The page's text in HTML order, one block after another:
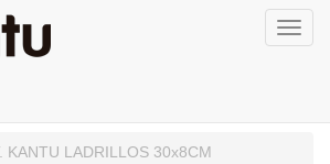
KANTU LADRILLOS 30x8CM